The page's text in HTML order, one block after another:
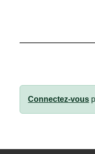
Connectez-vous